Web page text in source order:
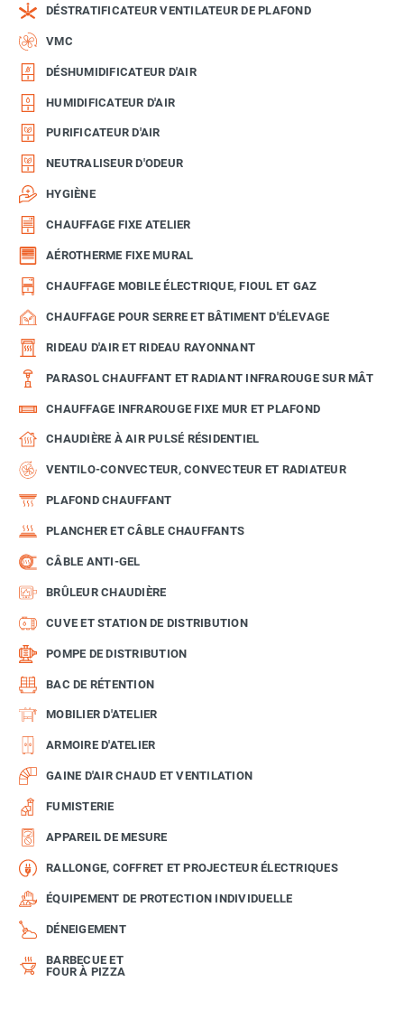
DÉSTRATIFICATEUR VENTILATEUR DE PLAFOND
VMC
DÉSHUMIDIFICATEUR D'AIR
HUMIDIFICATEUR D'AIR
PURIFICATEUR D'AIR
NEUTRALISEUR D'ODEUR
HYGIÈNE
CHAUFFAGE FIXE ATELIER
AÉROTHERME FIXE MURAL
CHAUFFAGE MOBILE ÉLECTRIQUE, FIOUL ET GAZ
CHAUFFAGE POUR SERRE ET BÂTIMENT D'ÉLEVAGE
RIDEAU D'AIR ET RIDEAU RAYONNANT
PARASOL CHAUFFANT ET RADIANT INFRAROUGE SUR MÂT
CHAUFFAGE INFRAROUGE FIXE MUR ET PLAFOND
CHAUDIÈRE À AIR PULSÉ RÉSIDENTIEL
VENTILO-CONVECTEUR, CONVECTEUR ET RADIATEUR
PLAFOND CHAUFFANT
PLANCHER ET CÂBLE CHAUFFANTS
CÂBLE ANTI-GEL
BRÛLEUR CHAUDIÈRE
CUVE ET STATION DE DISTRIBUTION
POMPE DE DISTRIBUTION
BAC DE RÉTENTION
MOBILIER D'ATELIER
ARMOIRE D'ATELIER
GAINE D'AIR CHAUD ET VENTILATION
FUMISTERIE
APPAREIL DE MESURE
RALLONGE, COFFRET ET PROJECTEUR ÉLECTRIQUES
ÉQUIPEMENT DE PROTECTION INDIVIDUELLE
DÉNEIGEMENT
BARBECUE ET
FOUR À PIZZA